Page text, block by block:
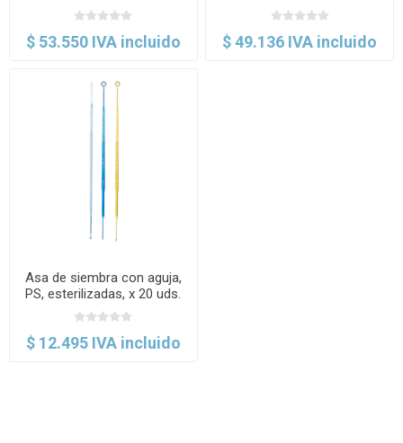
Labscient
$ 53.550 IVA incluido
Normax
$ 49.136 IVA incluido
Asa de siembra con aguja,
PS, esterilizadas, x 20 uds.
Brand
$ 12.495 IVA incluido